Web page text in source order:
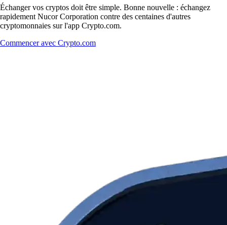
Échanger vos cryptos doit être simple. Bonne nouvelle : échangez
rapidement Nucor Corporation contre des centaines d'autres
cryptomonnaies sur l'app Crypto.com.
Commencer avec Crypto.com